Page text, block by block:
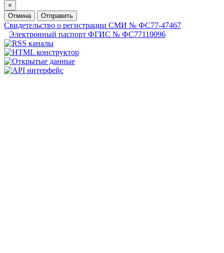
×
Отмена
Отправить
Свидетельство о регистрации СМИ № ФС77-47467
Электронный паспорт ФГИС № ФС77110096